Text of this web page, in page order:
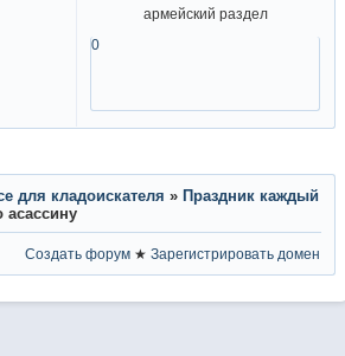
армейский раздел
0
для кладоискателя » Праздник каждый
асассину
Создать форум ★Зарегистрировать домен